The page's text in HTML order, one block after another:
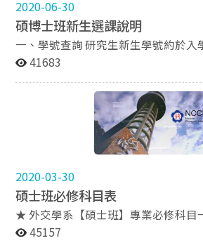
2020-06-30
碩博士班新生選課說明
一、學號查詢 研究生新生學號約於入學當年8月中上旬開
放查詢，校內系統亦為當天開放登入
https://i.nccu.edu.tw/
https://moltke.nccu.edu.tw/
https://aca.nccu.edu.tw/zh/
A%E7%B5%84） 四、選課方式 步驟請參考附檔 五、選
課結果查詢 1、選課結果可透過網路或電子信箱查詢，亦
可以直接列印選課清單存查。 2、透過網路查詢者可以查
41683
2020-03-30
碩士班必修科目表
★ 外交學系【碩士班】專業必修科目一覽表 請
處課務組 網站
45157